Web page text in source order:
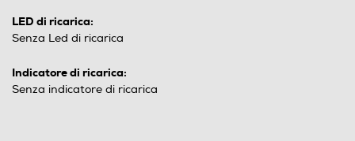
LED di ricarica:
Senza Led di ricarica
Indicatore di ricarica:
Senza indicatore di ricarica